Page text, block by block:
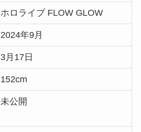
ホロライブ FLOW GLOW
2024年9月
3月17日
152cm
未公開